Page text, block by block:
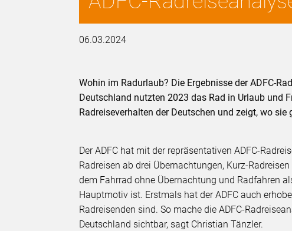
06.03.2024
Wohin im Radurlaub? Die Ergebnisse der ADFC-
Deutschland nutzten 2023 das Rad in Urlaub und
Radreiseverhalten der Deutschen und zeigt, wo sie
Der ADFC hat mit der repräsentativen ADFC-
Radreisen ab drei Übernachtungen, Kurz-
dem Fahrrad ohne Übernachtung und Radfahren
Hauptmotiv ist. Erstmals hat der ADFC auch
Radreisenden sind. So mache die ADFC-
Deutschland sichtbar, sagt Christian Tänzler.